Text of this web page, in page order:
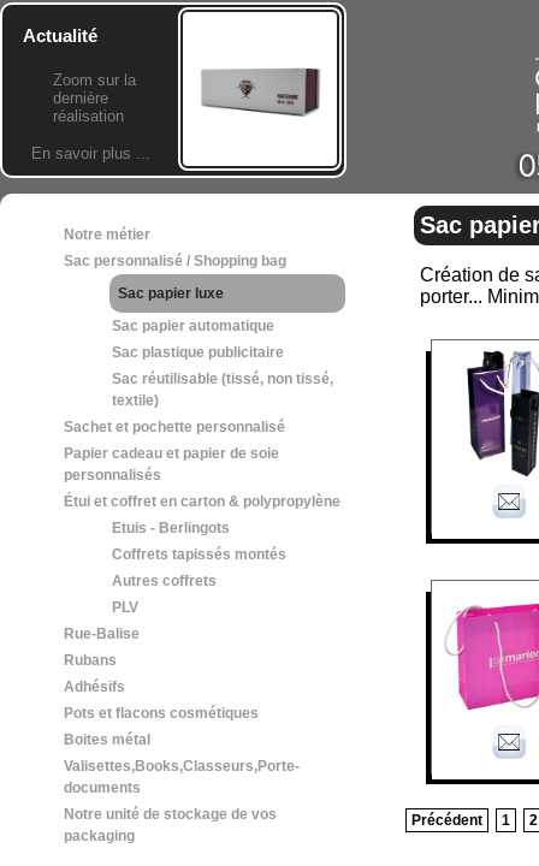
Actualité
Zoom sur la
dernière
réalisation
En savoir plus ...
Notre métier
Sac personnalisé / Shopping bag
Sac papier luxe
Sac papier automatique
Sac plastique publicitaire
Sac réutilisable (tissé, non tissé,
textile)
Sachet et pochette personnalisé
Papier cadeau et papier de soie
personnalisés
Étui et coffret en carton & polypropylène
Etuis - Berlingots
Coffrets tapissés montés
Autres coffrets
PLV
Rue-Balise
Rubans
Adhésifs
Pots et flacons cosmétiques
Boites métal
Valisettes,Books,Classeurs,Porte-
documents
Notre unité de stockage de vos
packaging
Sac
Création de
porter...
Précédent 1 2